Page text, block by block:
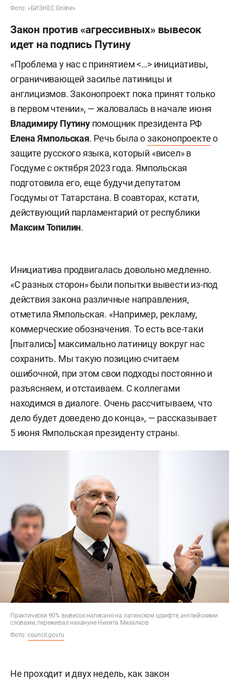
Фото: «БИЗНЕС Online»
Закон против «агрессивных» вывесок
идет на подпись Путину
«Проблема у нас с принятием <…> инициативы,
ограничивающей засилье латиницы и
англицизмов. Законопроект пока принят только
в первом чтении», — жаловалась в начале июня
Владимиру Путинупомощник президента РФ
Елена Ямпольская. Речь была озаконопроектео
защите русского языка, который «висел» в
Госдуме с октября 2023 года. Ямпольская
подготовила его, еще будучи депутатом
Госдумы от Татарстана. В соавторах, кстати,
действующий парламентарий от республики
Максим Топилин.
Инициатива продвигалась довольно медленно.
«С разных сторон» были попытки вывести из-под
действия закона различные направления,
отметила Ямпольская. «Например, рекламу,
коммерческие обозначения. То есть все-таки
[пытались] максимально латиницу вокруг нас
сохранить. Мы такую позицию считаем
ошибочной, при этом свои подходы постоянно и
разъясняем, и отстаиваем. С коллегами
находимся в диалоге. Очень рассчитываем, что
дело будет доведено до конца», — рассказывает
5 июня Ямпольская президенту страны.
Практически 90% вывесок написано на латинском шрифте, английскими
словами, переживал накануне Никита Михалков
Фото: council.gov.ru
Не проходит и двух недель, как закон